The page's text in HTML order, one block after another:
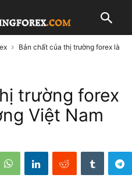
Bản chất của thị trường forex là
trường forex
Việt Nam